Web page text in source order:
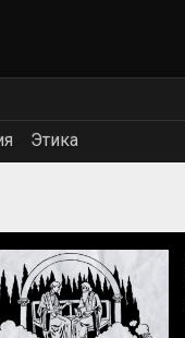
Этика